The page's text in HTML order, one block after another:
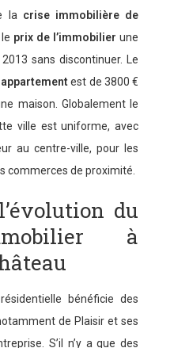
la crise immobilière de
prix de l’immobilier une
sans discontinuer. Le
est de 3800 €
maison. Globalement le
ville est uniforme, avec
au centre-ville, pour les
commerces de proximité.
du
à
bénéficie des
de Plaisir et ses
S’il n’y a que des